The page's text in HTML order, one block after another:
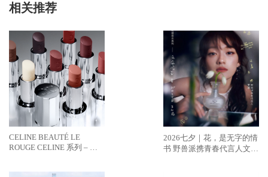
相关推荐
CELINE BEAUTÉ LE
ROUGE CELINE 系列 – 哑
2026七夕｜花，是无字的情
书 野兽派携青春代言人文淇